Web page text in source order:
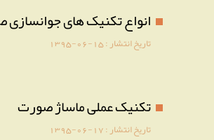
انواع تکنیک های
تاریخ انتشار :1395-06-15
تکنیک عملی ماساژ صورت
تاریخ انتشار :1395-06-17